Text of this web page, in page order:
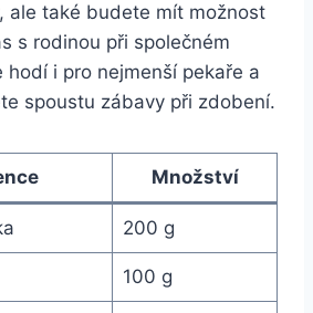
ale také budete mít možnost
s rodinou při společném
hodí i pro nejmenší pekaře a
spoustu zábavy při zdobení.
Množství
200 g
100 g